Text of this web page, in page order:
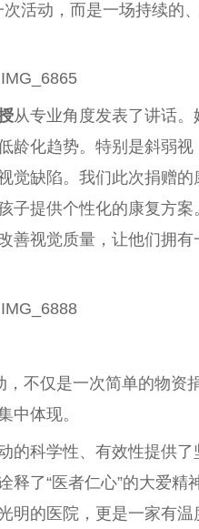
活动，而是一场持续的
从专业角度发表了讲话。
龄化趋势。特别是斜弱
觉缺陷。我们此次捐赠
子提供个性化的康复方
善视觉质量，让他们拥
，不仅是一次简单的物资
中体现。
的科学性、有效性提供
了“医者仁心”的大爱精
明的医院，更是一家有温